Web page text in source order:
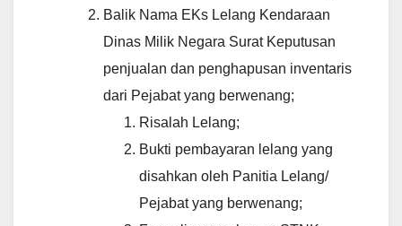
Balik Nama EKs Lelang Kendaraan
Dinas Milik Negara Surat Keputusan
penjualan dan penghapusan inventaris
dari Pejabat yang berwenang;
Risalah Lelang;
Bukti pembayaran lelang yang
disahkan oleh Panitia Lelang/
Pejabat yang berwenang;